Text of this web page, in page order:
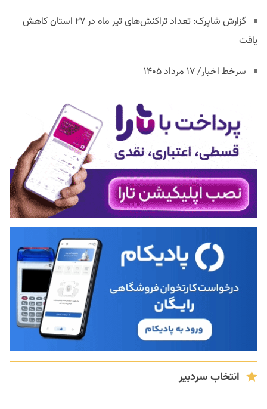
گزارش شاپرک: تعداد تراکنش‌های تیر ماه در ۲۷ استان‌ کاهش
یافت
سرخط اخبار/ ۱۷ مرداد ۱۴۰۵
انتخاب سردبیر